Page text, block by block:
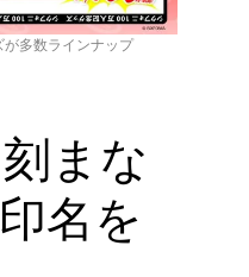
多数ラインナップ
まな
名を